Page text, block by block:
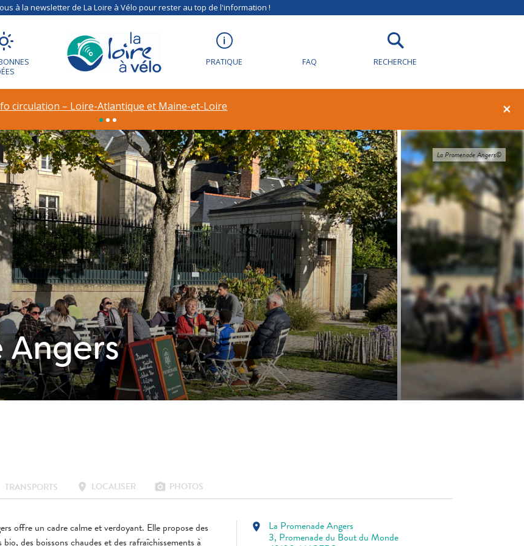
à la newsletter de La Loire à Vélo pour rester au top de l'information !
PRATIQUE FAQ RECHERCHE
×
Info circulation – Déviation à Vineuil (41)
Angers
La Promenade Angers©
TRANSPORTS location_on LOCALISER photo_camera PHOTOS
offre un cadre calme et verdoyant. Elle propose des
des boissons chaudes et des rafraîchissements à
location_on La Promenade Angers
3, Promenade du Bout du Monde